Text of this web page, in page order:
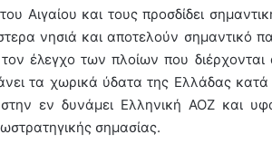
Αιγαίου και τους προσδίδει
νησιά και αποτελούν σημαντικό
έλεγχο των πλοίων που διέρχονται
τα χωρικά ύδατα της Ελλάδας κατά
εν δυνάμει Ελληνική ΑΟΖ και
σημασίας.